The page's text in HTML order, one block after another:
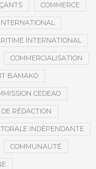
COMMERCE
INTERNATIONAL
COMMERCIALISATION
BAMAKO
CEDEAO
RÉDACTION
INDÉPENDANTE
COMMUNAUTÉ